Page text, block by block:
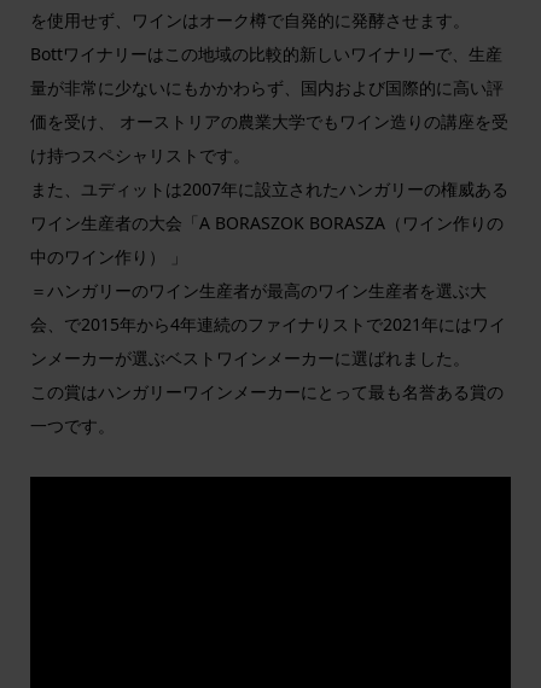
を使用せず、ワインはオーク樽で自発的に発酵させます。
Bottワイナリーはこの地域の比較的新しいワイナリーで、生産
量が非常に少ないにもかかわらず、国内および国際的に高い評
価を受け、 オーストリアの農業大学でもワイン造りの講座を受
け持つスペシャリストです。
また、ユディットは2007年に設立されたハンガリーの権威ある
ワイン生産者の大会「A BORASZOK BORASZA（ワイン作りの
中のワイン作り） 」
＝ハンガリーのワイン生産者が最高のワイン生産者を選ぶ大
会、で2015年から4年連続のファイナりストで2021年にはワイ
ンメーカーが選ぶベストワインメーカーに選ばれました。
この賞はハンガリーワインメーカーにとって最も名誉ある賞の
一つです。